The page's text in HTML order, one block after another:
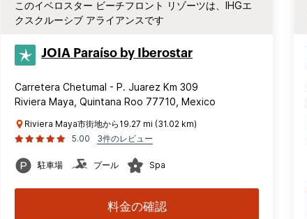
このイベロスター ビーチフロント リゾーツは、IHGエ
クスクルーシブ アライアンスです
JOIA Paraíso by Iberostar
Carretera Chetumal - P. Juarez Km 309
Riviera Maya, Quintana Roo 77710, Mexico
Riviera Maya市街地から19.27 mi (31.02 km)
5.00
3件のレビュー
駐車場 プール Spa
料金の確認